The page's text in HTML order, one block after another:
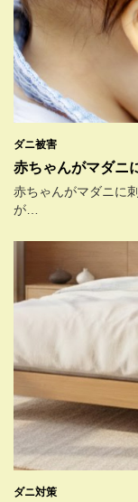
ダニ被害
赤ちゃんがマダニ
赤ちゃんがマダニに
が…
ダニ対策